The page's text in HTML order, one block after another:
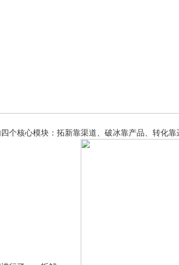
个核心模块：拓新靠渠道、破冰靠产品、转化